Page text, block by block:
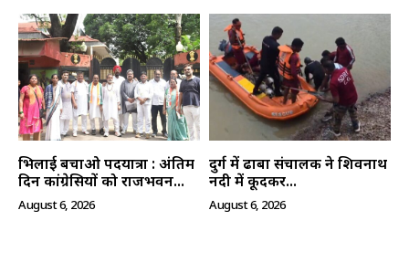
भिलाई बचाओ पदयात्रा : अंतिम
दिन कांग्रेसियों को राजभवन...
August 6, 2026
दुर्ग में ढाबा संचालक ने शिवनाथ
नदी में कूदकर...
August 6, 2026